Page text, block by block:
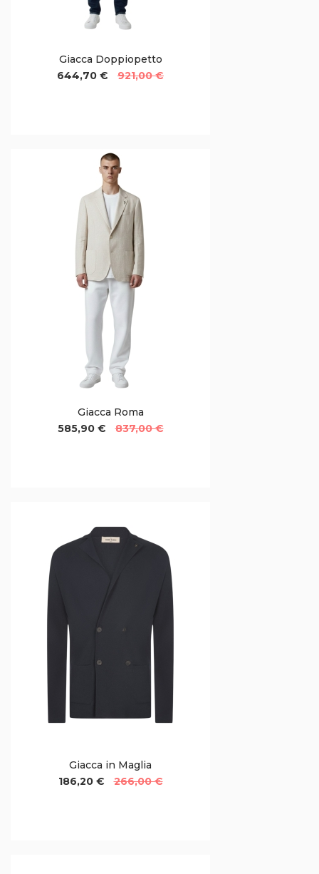
Giacca Doppiopetto
644,70 €
921,00 €
Giacca Roma
585,90 €
837,00 €
Giacca in Maglia
186,20 €
266,00 €